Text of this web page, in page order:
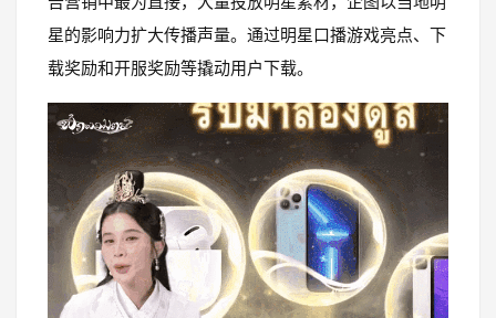
星的影响力扩大传播声量。通过明星口播游戏亮点、下
载奖励和开服奖励等撬动用户下载。